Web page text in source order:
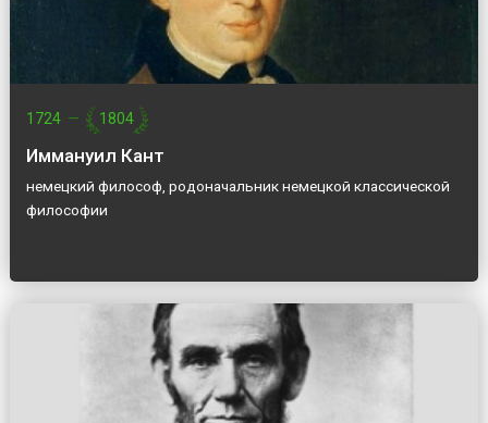
1724 — 1804
Иммануил Кант
немецкий философ, родоначальник немецкой классической
философии